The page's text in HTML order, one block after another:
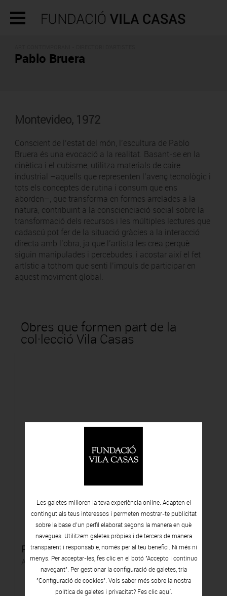
Pablo Bruera
Montevideo, 1972
Conscient de l’estat del món, l’escultura de Pablo
Bruera és una evocació a la realitat. Basant-se en la
cinètica i el cubisme, utilitza materials de caire
industrial –aquells que representen l’avenç tecnològic i
tots els conceptes de rutina i consum que ens
aborden–, que transforma en formes arrelades a la
natura, contribuint a la conscienciació social sobre la
transformació dels recursos i les múltiples lectures que
cadascú pot fer de la situació gràcies a la interacció
directa amb l’obra, ja que l’artista les crea perquè
siguin manipulades i percebudes, i acostar així el fet
artístic a tothom que senti l’impuls de participar en
aquest moviment global.
Obres que formen part de la
col·lecció Vila Casas
Poma espacial
Acer Corten
Les galetes milloren la teva experiència online. Adapten el
contingut als teus interessos i permeten mostrar-te publicitat
sobre la base d’un perfil elaborat segons la manera en què
navegues. Utilitzem galetes pròpies i de tercers de manera
transparent i responsable, només per al teu benefici. Ni més ni
menys. Per acceptar-les, fes clic en el botó "Accepto i continuo
navegant". Per gestionar la configuració de galetes, tria
"Configuració de cookies". Vols saber més sobre la nostra
política de galetes i privacitat? Fes clicaquí.